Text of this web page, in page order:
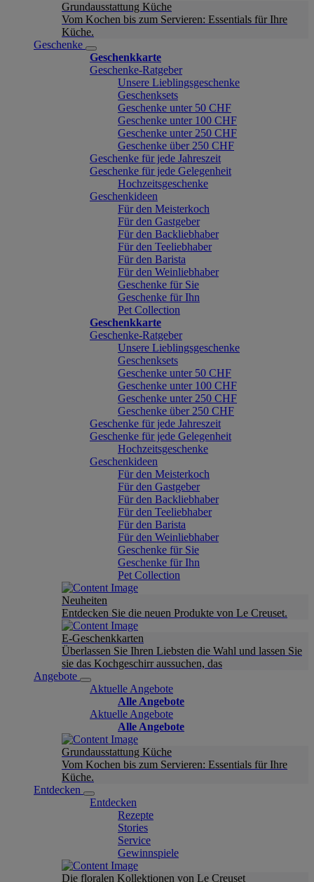
Grundausstattung Küche
Vom Kochen bis zum Servieren: Essentials für Ihre
Küche.
Geschenke
Geschenkkarte
Geschenke-Ratgeber
Unsere Lieblingsgeschenke
Geschenksets
Geschenke unter 50 CHF
Geschenke unter 100 CHF
Geschenke unter 250 CHF
Geschenke über 250 CHF
Geschenke für jede Jahreszeit
Geschenke für jede Gelegenheit
Hochzeitsgeschenke
Geschenkideen
Für den Meisterkoch
Für den Gastgeber
Für den Backliebhaber
Für den Teeliebhaber
Für den Barista
Für den Weinliebhaber
Geschenke für Sie
Geschenke für Ihn
Pet Collection
Geschenkkarte
Geschenke-Ratgeber
Unsere Lieblingsgeschenke
Geschenksets
Geschenke unter 50 CHF
Geschenke unter 100 CHF
Geschenke unter 250 CHF
Geschenke über 250 CHF
Geschenke für jede Jahreszeit
Geschenke für jede Gelegenheit
Hochzeitsgeschenke
Geschenkideen
Für den Meisterkoch
Für den Gastgeber
Für den Backliebhaber
Für den Teeliebhaber
Für den Barista
Für den Weinliebhaber
Geschenke für Sie
Geschenke für Ihn
Pet Collection
Neuheiten
Entdecken Sie die neuen Produkte von Le Creuset.
E-Geschenkkarten
Überlassen Sie Ihren Liebsten die Wahl und lassen Sie
sie das Kochgeschirr aussuchen, das
Angebote
Aktuelle Angebote
Alle Angebote
Aktuelle Angebote
Alle Angebote
Grundausstattung Küche
Vom Kochen bis zum Servieren: Essentials für Ihre
Küche.
Entdecken
Entdecken
Rezepte
Stories
Service
Gewinnspiele
Die floralen Kollektionen von Le Creuset